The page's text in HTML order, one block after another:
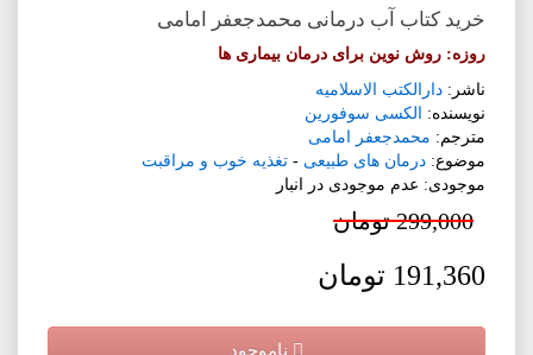
خرید کتاب آب درمانی محمدجعفر امامی
روزه: روش نوین برای درمان بیماری ها
ناشر: دارالکتب الاسلامیه
نویسنده:
الکسی سوفورین
مترجم: محمدجعفر امامی
موضوع: درمان های طبیعی - تغذیه خوب و مراقبت
موجودی: عدم موجودی در انبار
299,000 تومان
191,360 تومان
ناموجود